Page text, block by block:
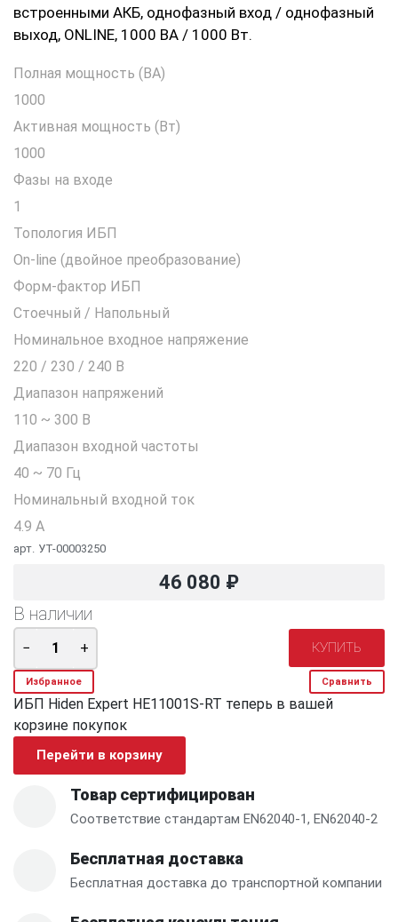
встроенными АКБ, однофазный вход / однофазный
выход, ONLINE, 1000 ВА / 1000 Вт.
Полная мощность (ВА)
1000
Активная мощность (Вт)
1000
Фазы на входе
1
Топология ИБП
On-line (двойное преобразование)
Форм-фактор ИБП
Стоечный / Напольный
Номинальное входное напряжение
220 / 230 / 240 В
Диапазон напряжений
110 ~ 300 В
Диапазон входной частоты
40 ~ 70 Гц
Номинальный входной ток
4.9 A
арт. УТ-00003250
46 080 ₽
В наличии
Избранное Сравнить
ИБП Hiden Expert HE11001S-RT теперь в вашей
корзине покупок
Перейти в корзину
Товар сертифицирован
Соответствие стандартам EN62040-1, EN62040-2
Бесплатная доставка
Бесплатная доставка до транспортной компании